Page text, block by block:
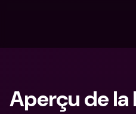
Aperçu de